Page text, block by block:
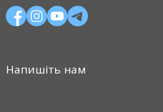
Напишіть нам